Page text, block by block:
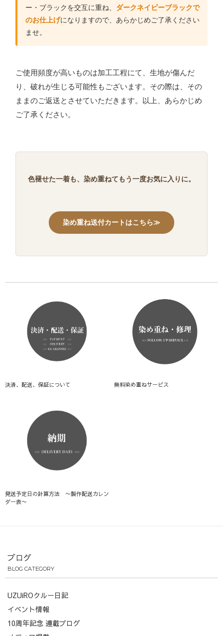
ー・ブラックを交互に重ね、 ダークネイビーブラックで
のお仕上げになりますので、あらかじめご了承ください
ませ。
ご使用頻度が高いものは加工工程にて、生地が傷んだ
り、破れが生じる可能性もございます。その際は、その
ままのご返送とさせていただきます。以上、あらかじめ
ご了承ください。
色褪せた一着も、染め重ねてもう一度お気に入りに。
染め重ね送付カートはこちら≫
決済、配送、保証について 無料染め重ねサービス
発送予定日の計算方法 〜製作配送カレン
ダー表〜
ブログ
BLOG CATEGORY
UZUiROクルー日記
イベント情報
10周年記念 連載ブログ